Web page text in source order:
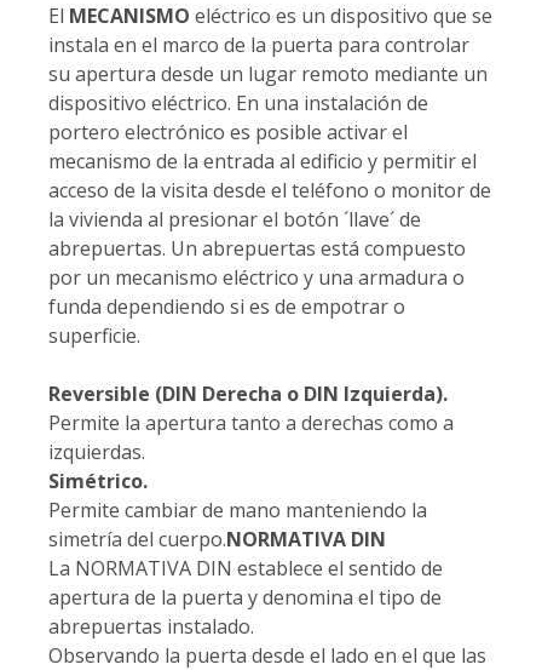
El MECANISMO eléctrico es un dispositivo que se
instala en el marco de la puerta para controlar
su apertura desde un lugar remoto mediante un
dispositivo eléctrico. En una instalación de
portero electrónico es posible activar el
mecanismo de la entrada al edificio y permitir el
acceso de la visita desde el teléfono o monitor de
la vivienda al presionar el botón ´llave´ de
abrepuertas. Un abrepuertas está compuesto
por un mecanismo eléctrico y una armadura o
funda dependiendo si es de empotrar o
superficie.
Reversible (DIN Derecha o DIN Izquierda).
Permite la apertura tanto a derechas como a
izquierdas.
Simétrico.
Permite cambiar de mano manteniendo la
simetría del cuerpo.NORMATIVA DIN
La NORMATIVA DIN establece el sentido de
apertura de la puerta y denomina el tipo de
abrepuertas instalado.
Observando la puerta desde el lado en el que las